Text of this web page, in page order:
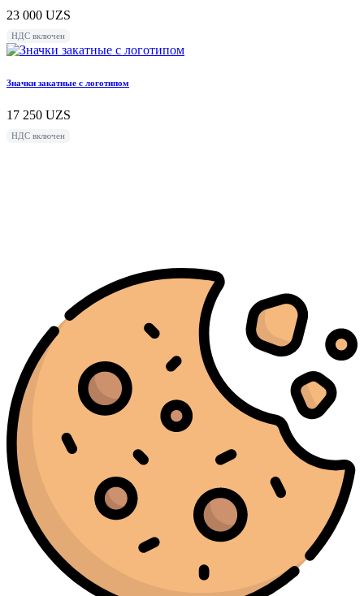
23 000 UZS
НДС включен
Значки закатные с логотипом
17 250 UZS
НДС включен